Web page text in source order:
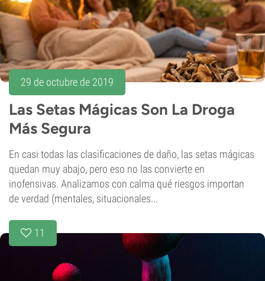
29 de octubre de 2019
Las Setas Mágicas Son La Droga
Más Segura
En casi todas las clasificaciones de daño, las setas mágicas
quedan muy abajo, pero eso no las convierte en
inofensivas. Analizamos con calma qué riesgos importan
de verdad (mentales, situacionales...
11